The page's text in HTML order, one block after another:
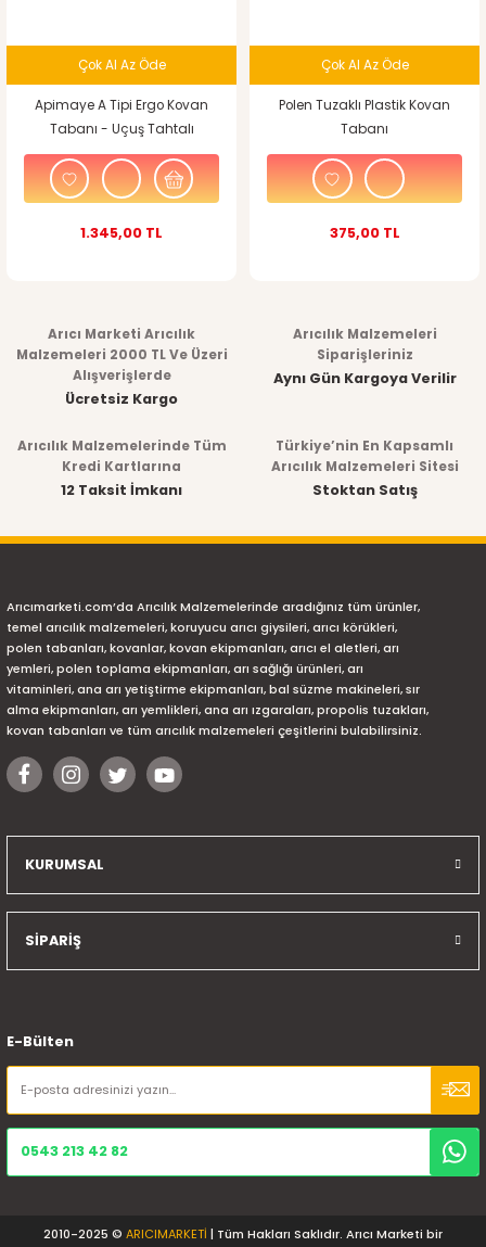
Çok Al Az Öde
Apimaye A Tipi Ergo Kovan
Tabanı - Uçuş Tahtalı
1.345,00 TL
Çok Al Az Öde
Polen Tuzaklı Plastik Kovan
Tabanı
375,00 TL
Arıcı Marketi Arıcılık
Malzemeleri 2000 TL Ve Üzeri
Alışverişlerde
Ücretsiz Kargo
Arıcılık Malzemeleri
Siparişleriniz
Aynı Gün Kargoya Verilir
Arıcılık Malzemelerinde Tüm
Kredi Kartlarına
12 Taksit İmkanı
Türkiye’nin En Kapsamlı
Arıcılık Malzemeleri Sitesi
Stoktan Satış
Arıcımarketi.com’da Arıcılık Malzemelerinde aradığınız tüm ürünler,
temel arıcılık malzemeleri, koruyucu arıcı giysileri, arıcı körükleri,
polen tabanları, kovanlar, kovan ekipmanları, arıcı el aletleri, arı
yemleri, polen toplama ekipmanları, arı sağlığı ürünleri, arı
vitaminleri, ana arı yetiştirme ekipmanları, bal süzme makineleri, sır
alma ekipmanları, arı yemlikleri, ana arı ızgaraları, propolis tuzakları,
kovan tabanları ve tüm arıcılık malzemeleri çeşitlerini bulabilirsiniz.
KURUMSAL
SİPARİŞ
E-Bülten
0543 213 42 82
2010-2025 © ARICIMARKETİ | Tüm Hakları Saklıdır. Arıcı Marketi bir